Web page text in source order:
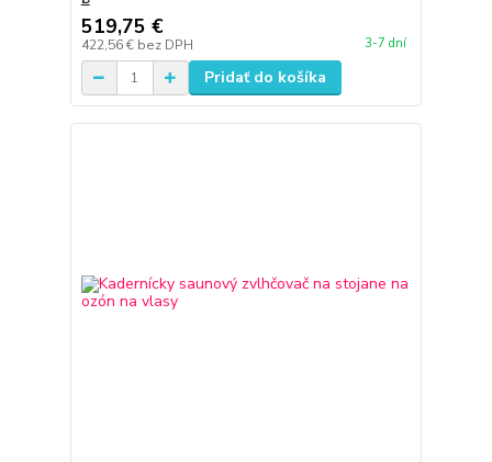
519,75 €
422,56 € bez DPH 3-7 dní
Pridať do košíka